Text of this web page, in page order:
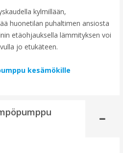
kylmillään,
huonetilan puhaltimen ansiosta
etäohjauksella lämmityksen voi
jo etukäteen.
kesämökille